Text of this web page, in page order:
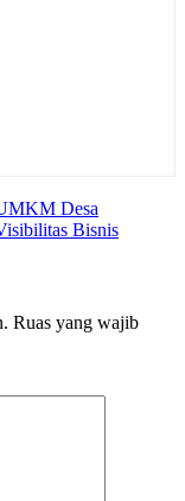
Desa
Bisnis
Ruas yang wajib